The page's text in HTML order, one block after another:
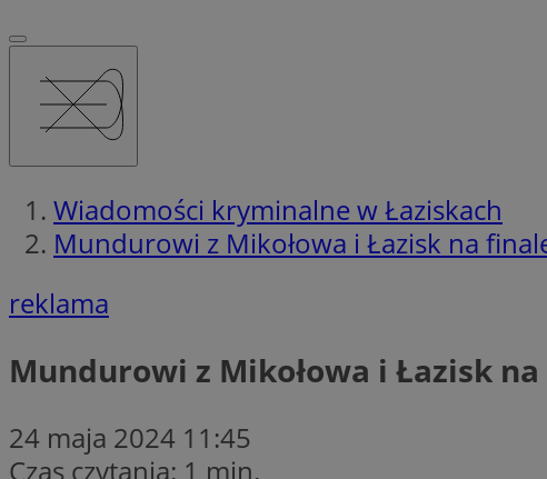
Wiadomości kryminalne w Łaziskach
Mundurowi z Mikołowa i Łazisk na
reklama
Mundurowi z Mikołowa i Łazisk
24 maja 2024 11:45
Czas czytania: 1 min.